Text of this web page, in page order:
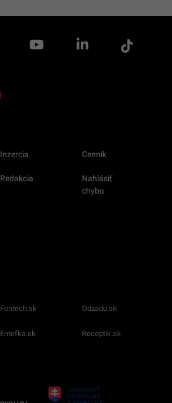
Inzercia Cenník
Redakcia
Nahlásiť
chybu
Fontech.sk Odzadu.sk
Emefka.sk Receptik.sk